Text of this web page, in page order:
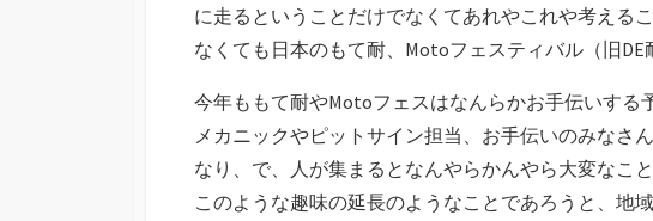
に走るということだけでなくてあれやこれや考える
なくても日本のもて耐、Motoフェスティバル（旧DE
今年ももて耐やMotoフェスはなんらかお手伝いする
メカニックやピットサイン担当、お手伝いのみなさ
なり、で、人が集まるとなんやらかんやら大変なこ
このような趣味の延長のようなことであろうと、地